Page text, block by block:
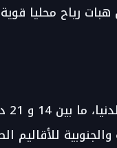
رياح محليا قوية
للأقاليم